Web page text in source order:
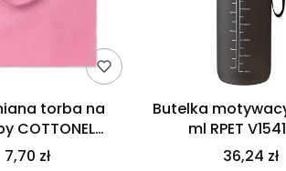
torba na
COTTONEL
MO9846-11
7,70 zł
Butelka
ml RPET
36,24 zł